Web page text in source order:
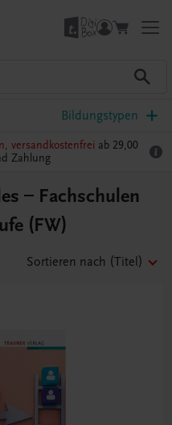
Bildungstypen
versandkostenfrei ab 29,00
Zahlung
– Fachschulen
(FW)
Sortieren nach (Titel)